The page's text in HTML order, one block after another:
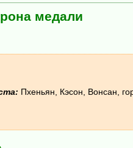
медали
Пхеньян, Кэсон, Вонсан,